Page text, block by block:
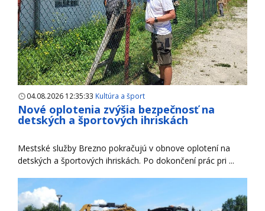
04.08.2026 12:35:33 Kultúra a šport
Nové oplotenia zvýšia bezpečnosť na
detských a športových ihriskách
Mestské služby Brezno pokračujú v obnove oplotení na
detských a športových ihriskách. Po dokončení prác pri ...